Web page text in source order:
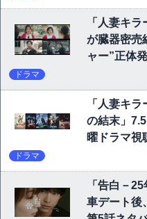
「人妻キ
が臓器密売
ャー”正体
ドラマ
「人妻キ
の結末」
曜ドラマ視
ドラマ
「告白－
車デート後